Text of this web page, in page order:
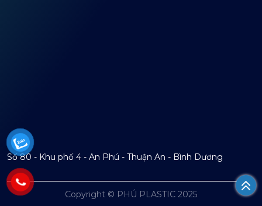
Số 80 - Khu phố 4 - An Phú - Thuận An - Bình Dương
Copyright © PHÚ PLASTIC 2025